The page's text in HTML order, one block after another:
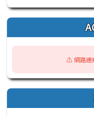
⚠️ 網路連